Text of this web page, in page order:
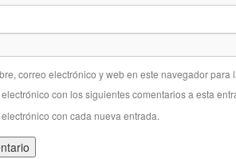
correo electrónico y web en este navegador para
con los siguientes comentarios a esta
con cada nueva entrada.